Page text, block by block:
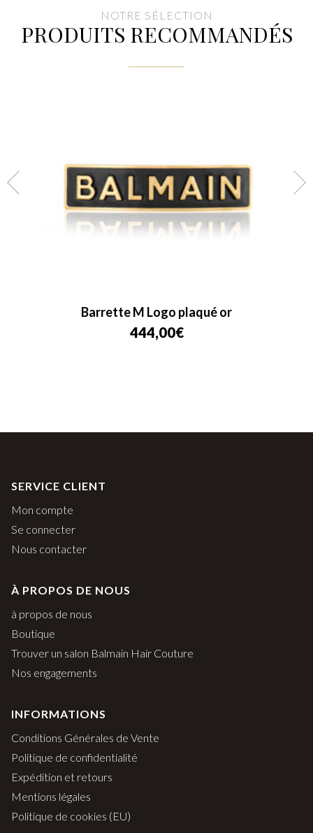
NOTRE SÉLECTION
PRODUITS RECOMMANDÉS
Barrette M Logo plaqué or
444,00€
SERVICE CLIENT
Mon compte
Se connecter
Nous contacter
À PROPOS DE NOUS
à propos de nous
Boutique
Trouver un salon Balmain Hair Couture
Nos engagements
INFORMATIONS
Conditions Générales de Vente
Politique de confidentialité
Expédition et retours
Mentions légales
Politique de cookies (EU)